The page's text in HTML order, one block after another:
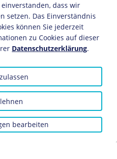
dass wir
setzen. Das Einverständnis
können Sie jederzeit
zu Cookies auf dieser
Datenschutzerklärung.
bearbeiten